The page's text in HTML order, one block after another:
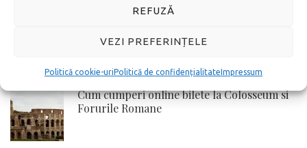
REFUZĂ
VEZI PREFERINȚELE
Politică cookie-uriPolitică de confidențialitateImpressum
Aeroportul Schönefeld în centrul orașului
Cum cumperi online bilete la Colosseum si
Forurile Romane